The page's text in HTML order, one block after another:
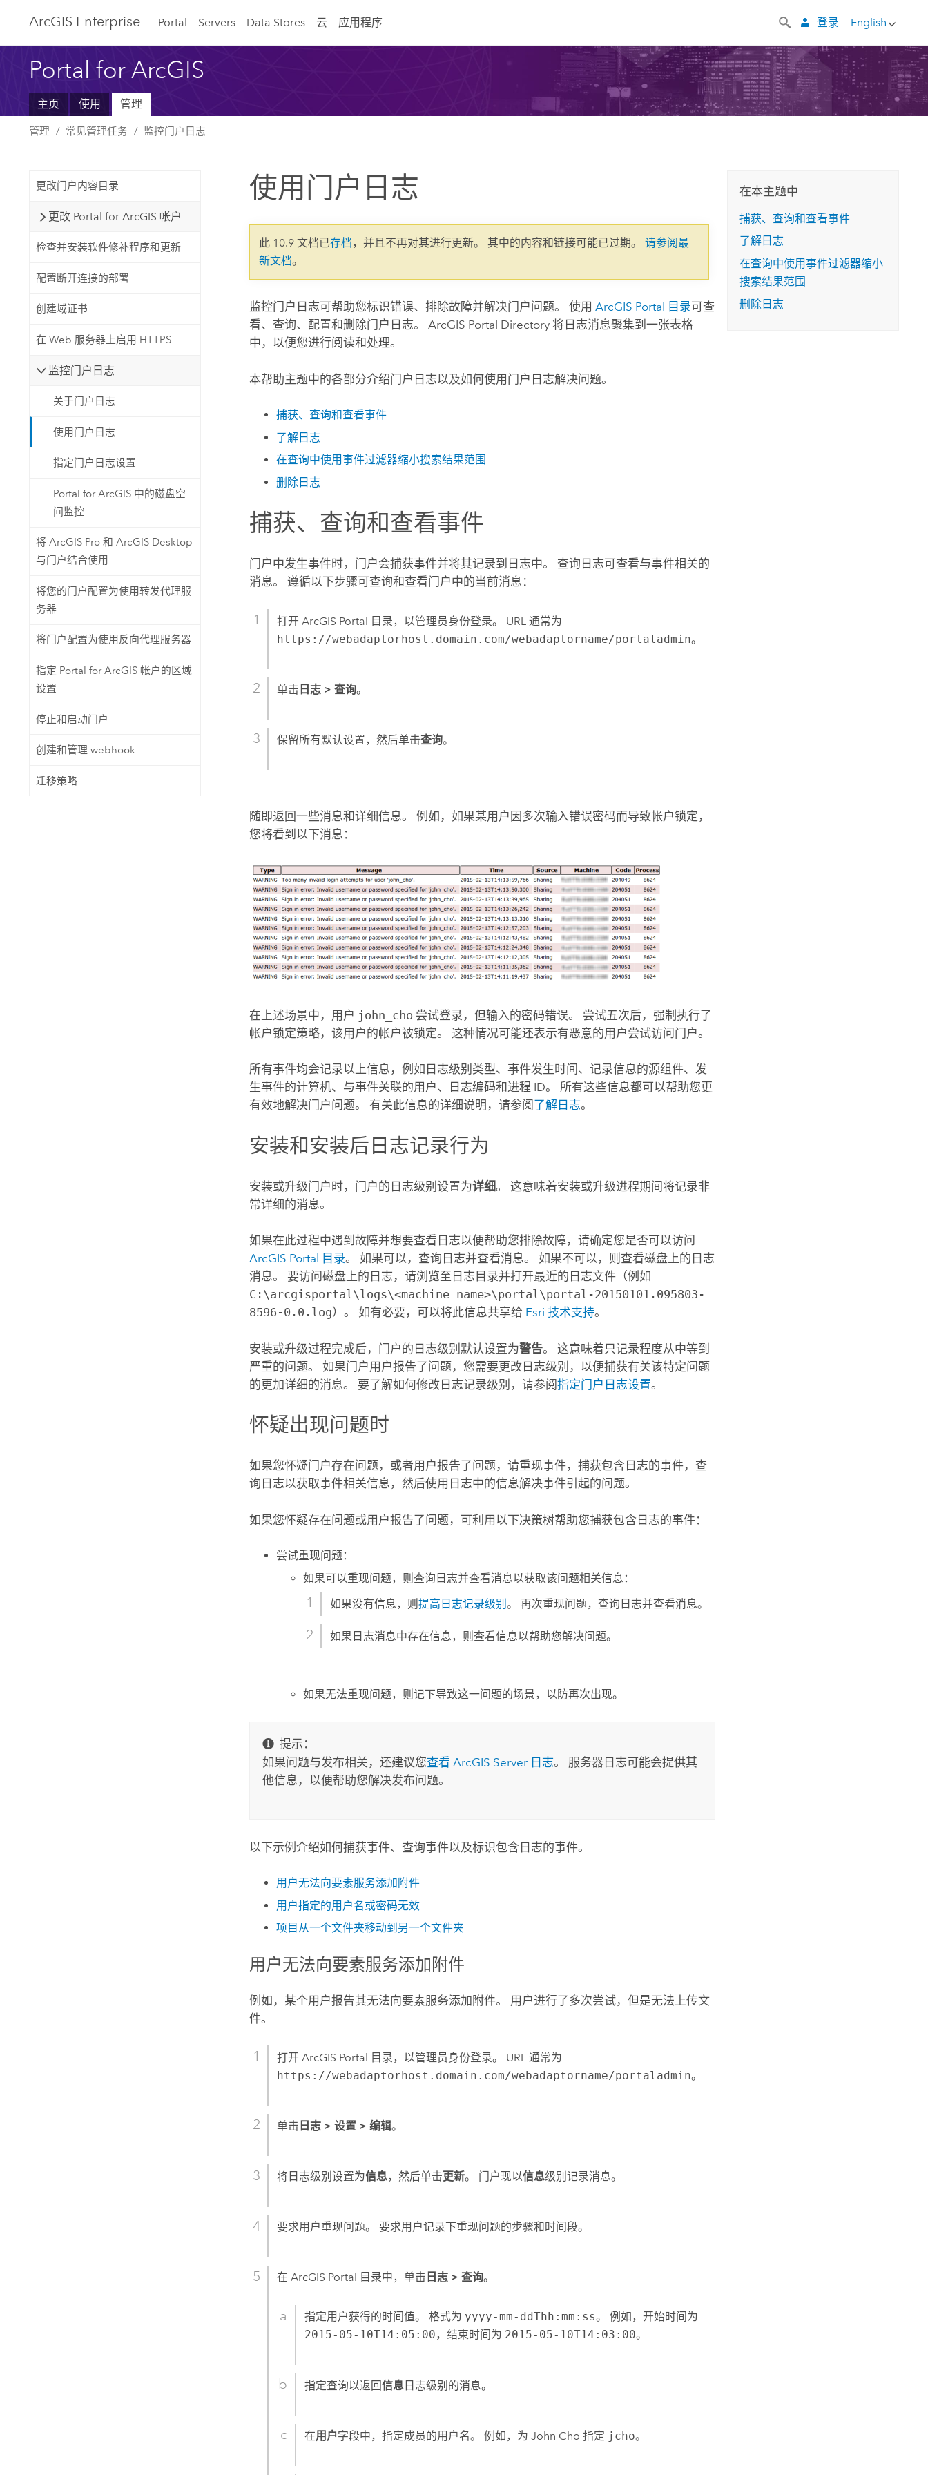
ArcGIS Enterprise Portal Servers Data Stores 云 应用程序 English
登录
Portal for ArcGIS
主页 使用 管理
管理 常见管理任务 监控门户日志
更改门户内容目录
更改 Portal for ArcGIS 帐户
检查并安装软件修补程序和更新
配置断开连接的部署
创建域证书
在 Web 服务器上启用 HTTPS
监控门户日志
关于门户日志
使用门户日志
指定门户日志设置
Portal for ArcGIS 中的磁盘空
间监控
将 ArcGIS Pro 和 ArcGIS Desktop
与门户结合使用
将您的门户配置为使用转发代理服
务器
将门户配置为使用反向代理服务器
指定 Portal for ArcGIS 帐户的区域
设置
停止和启动门户
创建和管理 webhook
迁移策略
使用门户日志
此 10.9 文档已存档，并且不再对其进行更新。 其中的内容和链接可能已过期。请参阅最
新文档。
监控门户日志可帮助您标识错误、排除故障并解决门户问题。 使用ArcGIS Portal 目录可查
看、查询、配置和删除门户日志。 ArcGIS Portal Directory 将日志消息聚集到一张表格
中，以便您进行阅读和处理。
本帮助主题中的各部分介绍门户日志以及如何使用门户日志解决问题。
捕获、查询和查看事件
了解日志
在查询中使用事件过滤器缩小搜索结果范围
删除日志
捕获、查询和查看事件
门户中发生事件时，门户会捕获事件并将其记录到日志中。 查询日志可查看与事件相关的
消息。 遵循以下步骤可查询和查看门户中的当前消息：
打开 ArcGIS Portal 目录，以管理员身份登录。 URL 通常为
https://webadaptorhost.domain.com/webadaptorname/portaladmin。
单击 日志 > 查询。
保留所有默认设置，然后单击查询。
随即返回一些消息和详细信息。 例如，如果某用户因多次输入错误密码而导致帐户锁定，
您将看到以下消息：
在上述场景中，用户 john_cho 尝试登录，但输入的密码错误。 尝试五次后，强制执行了
帐户锁定策略，该用户的帐户被锁定。 这种情况可能还表示有恶意的用户尝试访问门户。
所有事件均会记录以上信息，例如日志级别类型、事件发生时间、记录信息的源组件、发
生事件的计算机、与事件关联的用户、日志编码和进程 ID。 所有这些信息都可以帮助您更
有效地解决门户问题。 有关此信息的详细说明，请参阅 了解日志。
安装和安装后日志记录行为
安装或升级门户时，门户的日志级别设置为详细。 这意味着安装或升级进程期间将记录非
常详细的消息。
如果在此过程中遇到故障并想要查看日志以便帮助您排除故障，请确定您是否可以访问
ArcGIS Portal 目录。 如果可以，查询日志并查看消息。 如果不可以，则查看磁盘上的日志
消息。 要访问磁盘上的日志，请浏览至日志目录并打开最近的日志文件（例如
C:\arcgisportal\logs\<machine name>\portal\portal-20150101.095803-
8596-0.0.log）。 如有必要，可以将此信息共享给 Esri 技术支持。
安装或升级过程完成后，门户的日志级别默认设置为警告。 这意味着只记录程度从中等到
严重的问题。 如果门户用户报告了问题，您需要更改日志级别，以便捕获有关该特定问题
的更加详细的消息。 要了解如何修改日志记录级别，请参阅指定门户日志设置。
怀疑出现问题时
如果您怀疑门户存在问题，或者用户报告了问题，请重现事件，捕获包含日志的事件，查
询日志以获取事件相关信息，然后使用日志中的信息解决事件引起的问题。
如果您怀疑存在问题或用户报告了问题，可利用以下决策树帮助您捕获包含日志的事件：
尝试重现问题：
如果可以重现问题，则查询日志并查看消息以获取该问题相关信息：
如果没有信息，则提高日志记录级别。 再次重现问题，查询日志并查看消息。
如果日志消息中存在信息，则查看信息以帮助您解决问题。
如果无法重现问题，则记下导致这一问题的场景，以防再次出现。
提示：
如果问题与发布相关，还建议您查看 ArcGIS Server 日志。 服务器日志可能会提供其
他信息，以便帮助您解决发布问题。
以下示例介绍如何捕获事件、查询事件以及标识包含日志的事件。
用户无法向要素服务添加附件
用户指定的用户名或密码无效
项目从一个文件夹移动到另一个文件夹
用户无法向要素服务添加附件
例如，某个用户报告其无法向要素服务添加附件。 用户进行了多次尝试，但是无法上传文
件。
打开 ArcGIS Portal 目录，以管理员身份登录。 URL 通常为
https://webadaptorhost.domain.com/webadaptorname/portaladmin。
单击 日志 > 设置 > 编辑。
将日志级别设置为信息，然后单击更新。 门户现以信息级别记录消息。
要求用户重现问题。 要求用户记录下重现问题的步骤和时间段。
在 ArcGIS Portal 目录中，单击 日志 > 查询。
指定用户获得的时间值。 格式为 yyyy-mm-ddThh:mm:ss。 例如，开始时间为
2015-05-10T14:05:00，结束时间为 2015-05-10T14:03:00。
指定查询以返回信息日志级别的消息。
在用户字段中，指定成员的用户名。 例如，为 John Cho 指定 jcho。
在本主题中
捕获、查询和查看事件
了解日志
在查询中使用事件过滤器缩小
搜索结果范围
删除日志